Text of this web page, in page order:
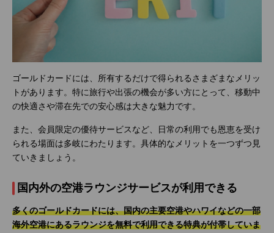
ゴールドカードには、所有するだけで得られるさまざまなメリッ
トがあります。特に旅行や出張の機会が多い方にとって、移動中
の快適さや滞在先での安心感は大きな魅力です。
また、会員限定の優待サービスなど、日常の利用でも恩恵を受け
られる場面は多岐にわたります。具体的なメリットを一つずつ見
ていきましょう。
国内外の空港ラウンジサービスが利用できる
多くのゴールドカードには、国内の主要空港やハワイなどの一部
海外空港にあるラウンジを無料で利用できる特典が付帯していま